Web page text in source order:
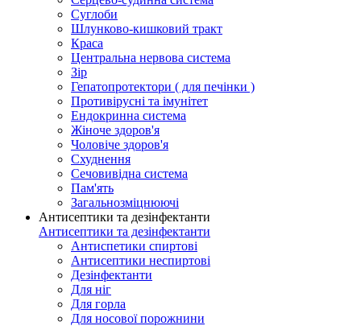
Суглоби
Шлунково-кишковий тракт
Краса
Центральна нервова система
Зір
Гепатопротектори ( для печінки )
Противірусні та імунітет
Ендокринна система
Жіноче здоров'я
Чоловіче здоров'я
Схуднення
Сечовивідна система
Пам'ять
Загальнозміцнюючі
Антисептики та дезінфектанти
Антисептики та дезінфектанти
Антиспетики спиртові
Антисептики неспиртові
Дезінфектанти
Для ніг
Для горла
Для носової порожнини